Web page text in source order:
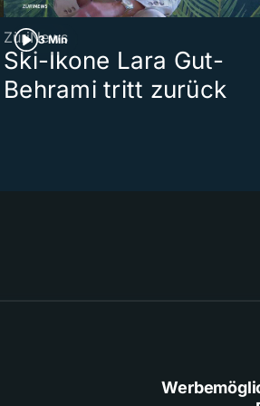
3 Min
ZüriNews
Ski-Ikone Lara Gut-
Behrami tritt zurück